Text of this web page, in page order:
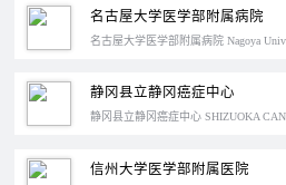
名古屋大学医学部附属病院
静冈县立静冈癌症中心
信州大学医学部附属医院